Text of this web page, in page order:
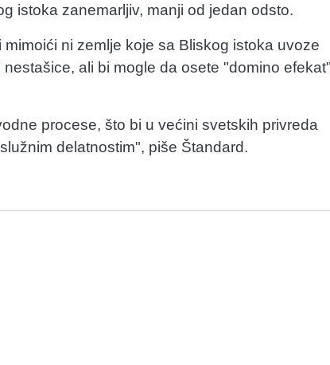
istoka zanemarljiv, manji od jedan odsto.
ni zemlje koje sa Bliskog istoka uvoze
ali bi mogle da osete "domino
procese, što bi u većini svetskih privreda
delatnostim", piše Štandard.